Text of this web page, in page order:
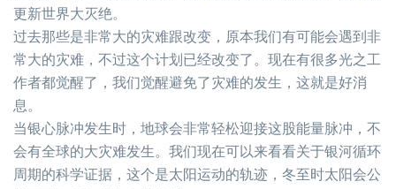
更新世界大灭绝。
过去那些是非常大的灾难跟改变，原本我们有可能会遇到非
常大的灾难，不过这个计划已经改变了。现在有很多光之工
作者都觉醒了，我们觉醒避免了灾难的发生，这就是好消
息。
当银心脉冲发生时，地球会非常轻松迎接这股能量脉冲，不
会有全球的大灾难发生。我们现在可以来看看关于银河循环
周期的科学证据，这个是太阳运动的轨迹，冬至时太阳会公